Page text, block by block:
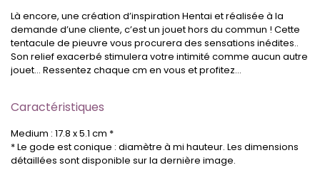
Là encore, une création d’inspiration Hentai et réalisée à la
demande d’une cliente, c’est un jouet hors du commun ! Cette
tentacule de pieuvre vous procurera des sensations inédites..
Son relief exacerbé stimulera votre intimité comme aucun autre
jouet… Ressentez chaque cm en vous et profitez…
Caractéristiques
Medium : 17.8 x 5.1 cm *
* Le gode est conique : diamètre à mi hauteur. Les dimensions
détaillées sont disponible sur la dernière image.